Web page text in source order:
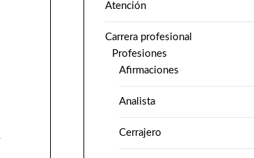
Atención
Carrera profesional
Profesiones
Afirmaciones
Analista
Cerrajero